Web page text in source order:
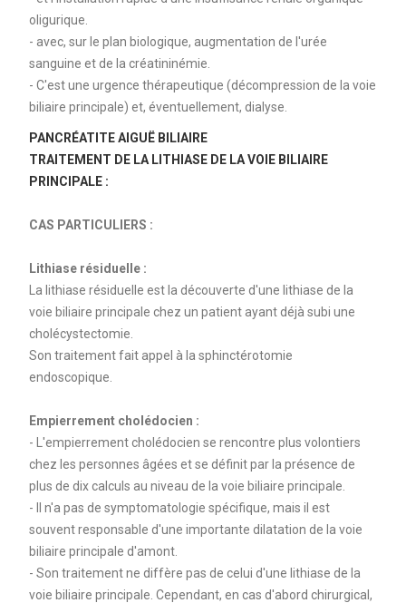
oligurique.
- avec, sur le plan biologique, augmentation de l'urée
sanguine et de la créatininémie.
- C'est une urgence thérapeutique (décompression de la voie
biliaire principale) et, éventuellement, dialyse.
PANCRÉATITE AIGUË BILIAIRE
TRAITEMENT DE LA LITHIASE DE LA VOIE BILIAIRE
PRINCIPALE :
CAS PARTICULIERS :
Lithiase résiduelle :
La lithiase résiduelle est la découverte d'une lithiase de la
voie biliaire principale chez un patient ayant déjà subi une
cholécystectomie.
Son traitement fait appel à la sphinctérotomie
endoscopique.
Empierrement cholédocien :
- L'empierrement cholédocien se rencontre plus volontiers
chez les personnes âgées et se définit par la présence de
plus de dix calculs au niveau de la voie biliaire principale.
- Il n'a pas de symptomatologie spécifique, mais il est
souvent responsable d'une importante dilatation de la voie
biliaire principale d'amont.
- Son traitement ne diffère pas de celui d'une lithiase de la
voie biliaire principale. Cependant, en cas d'abord chirurgical,